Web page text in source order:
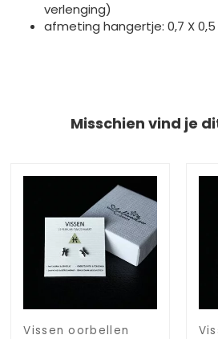
verlenging)
afmeting hangertje: 0,7 X
Misschien vind je
Vissen oorbellen